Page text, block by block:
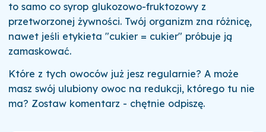
to samo co syrop glukozowo-fruktozowy z
przetworzonej żywności. Twój organizm zna różnicę,
nawet jeśli etykieta "cukier = cukier" próbuje ją
zamaskować.
Które z tych owoców już jesz regularnie? A może
masz swój ulubiony owoc na redukcji, którego tu nie
ma? Zostaw komentarz - chętnie odpiszę.